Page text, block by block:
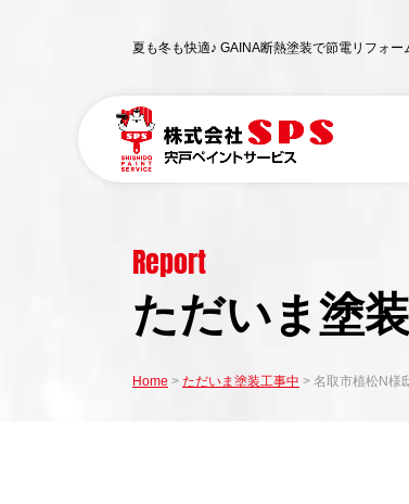
夏も冬も快適♪ GAINA断熱塗装で節電リフォ
Report
ただいま塗
Home ただいま塗装工事中 名取市植松N